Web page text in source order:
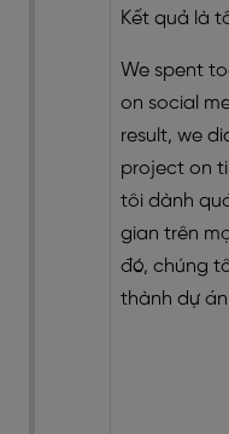
Kết quả là
We spent
on social
result, we
project on
tôi dành
gian trên
đó, chúng
thành dự